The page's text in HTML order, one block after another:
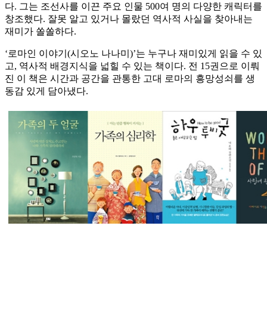
다. 그는 조선사를 이끈 주요 인물 500여 명의 다양한 캐릭터를
창조했다. 잘못 알고 있거나 몰랐던 역사적 사실을 찾아내는
재미가 쏠쏠하다.
‘로마인 이야기(시오노 나나미)’는 누구나 재미있게 읽을 수 있
고, 역사적 배경지식을 넓힐 수 있는 책이다. 전 15권으로 이뤄
진 이 책은 시간과 공간을 관통한 고대 로마의 흥망성쇠를 생
동감 있게 담아냈다.